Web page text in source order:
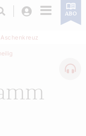
Login ABO